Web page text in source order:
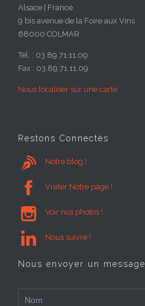
Alsace | France
9 bis avenue de la Foire aux Vins
68000 COLMAR
Tél. : 03.89.71.11.09
Fax : 03.89.71.11.09
Nous localiser sur une carte
Restons Connectés
 Notre blog !
 Visiter Notre page !
 Voir nos photos !
 Nous suivre !
Nous envoyer un message